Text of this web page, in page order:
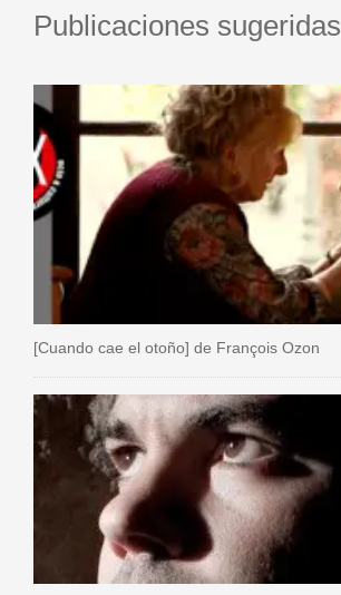
Publicaciones sugeridas
[Cuando cae el otoño] de François Ozon